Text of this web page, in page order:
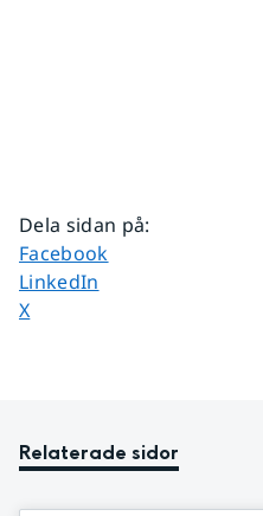
Dela sidan på:
Dela sidan på
Facebook
Dela sidan på
LinkedIn
Dela sidan på
X
Relaterade sidor